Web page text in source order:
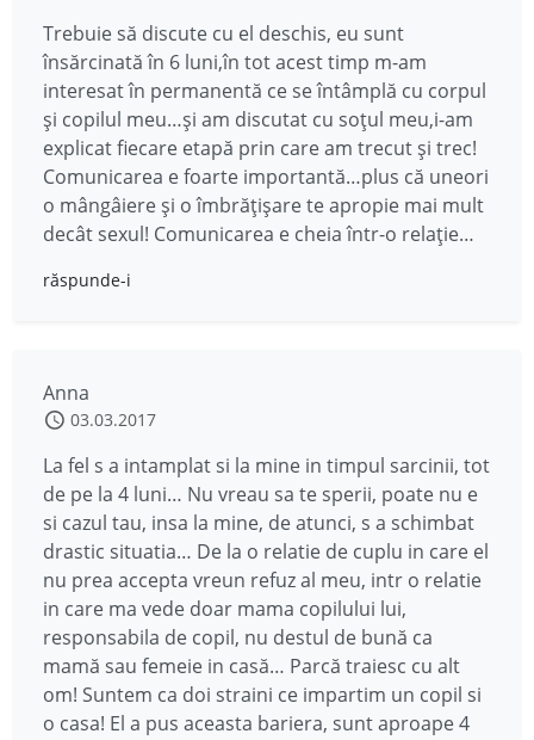
Trebuie să discute cu el deschis, eu sunt
însărcinată în 6 luni,în tot acest timp m-am
interesat în permanentă ce se întâmplă cu corpul
și copilul meu…și am discutat cu soțul meu,i-am
explicat fiecare etapă prin care am trecut și trec!
Comunicarea e foarte importantă…plus că uneori
o mângâiere și o îmbrățișare te apropie mai mult
decât sexul! Comunicarea e cheia într-o relație…
răspunde-i
Anna
03.03.2017
La fel s a intamplat si la mine in timpul sarcinii, tot
de pe la 4 luni… Nu vreau sa te sperii, poate nu e
si cazul tau, insa la mine, de atunci, s a schimbat
drastic situatia… De la o relatie de cuplu in care el
nu prea accepta vreun refuz al meu, intr o relatie
in care ma vede doar mama copilului lui,
responsabila de copil, nu destul de bună ca
mamă sau femeie in casă… Parcă traiesc cu alt
om! Suntem ca doi straini ce impartim un copil si
o casa! El a pus aceasta bariera, sunt aproape 4